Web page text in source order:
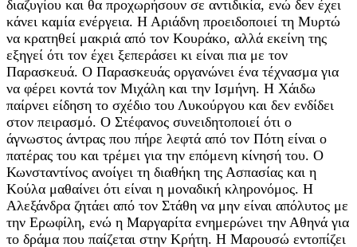
διαζυγίου και θα προχωρήσουν σε αντιδικία, ενώ δεν έχει
κάνει καμία ενέργεια. Η Αριάδνη προειδοποιεί τη Μυρτώ
να κρατηθεί μακριά από τον Κουράκο, αλλά εκείνη της
εξηγεί ότι τον έχει ξεπεράσει κι είναι πια με τον
Παρασκευά. Ο Παρασκευάς οργανώνει ένα τέχνασμα για
να φέρει κοντά τον Μιχάλη και την Ισμήνη. Η Χάιδω
παίρνει είδηση το σχέδιο του Λυκούργου και δεν ενδίδει
στον πειρασμό. Ο Στέφανος συνειδητοποιεί ότι ο
άγνωστος άντρας που πήρε λεφτά από τον Πότη είναι ο
πατέρας του και τρέμει για την επόμενη κίνησή του. Ο
Κωνσταντίνος ανοίγει τη διαθήκη της Ασπασίας και η
Κούλα μαθαίνει ότι είναι η μοναδική κληρονόμος. Η
Αλεξάνδρα ζητάει από τον Στάθη να μην είναι απόλυτος με
την Ερωφίλη, ενώ η Μαργαρίτα ενημερώνει την Αθηνά για
το δράμα που παίζεται στην Κρήτη. Η Μαρουσώ εντοπίζει